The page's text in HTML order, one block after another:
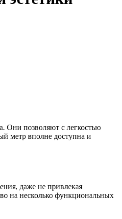
Они позволяют с легкостью
метр вполне доступна и
даже не привлекая
на несколько функциональных